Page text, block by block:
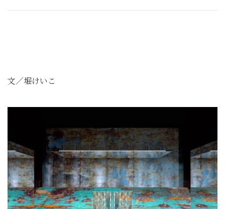
文／堀けいこ